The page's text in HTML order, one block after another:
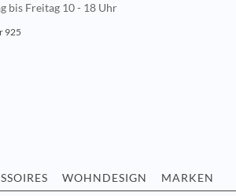
bis Freitag 10 - 18 Uhr
925
WOHNDESIGN
MARKEN